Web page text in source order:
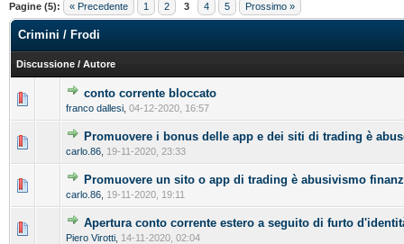
Pagine (5): « Precedente 1 2 3 4 5 Prossimo »
Crimini / Frodi
Discussione / Autore
conto corrente bloccato
franco dallesi 04-12-2020, 16:57
Promuovere i bonus delle app e dei siti di trading è
carlo.86 19-11-2020, 23:33
Promuovere un sito o app di trading è abusivismo
carlo.86 19-11-2020, 19:11
Apertura conto corrente estero a seguito di furto
Piero Virotti 14-11-2020, 02:04